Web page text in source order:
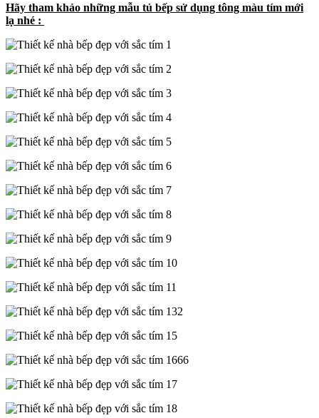
Hãy tham khảo những mẫu tủ bếp sử dụng tông màu tím mới
lạ nhé :